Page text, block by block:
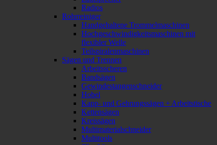
Radios
Rohrreiniger
Handgehaltene Trommelmaschinen
Hochgeschwindigkeitsmaschinen mit
flexibler Welle
Teilspiralenmaschinen
Sägen und Trennen
Arbeitsscheren
Bandsägen
Gewindestangenschneider
Hobel
Kapp- und Gehrungssägen + Arbeitstische
Kettensägen
Kreissägen
Multimaterialschneider
Multitools